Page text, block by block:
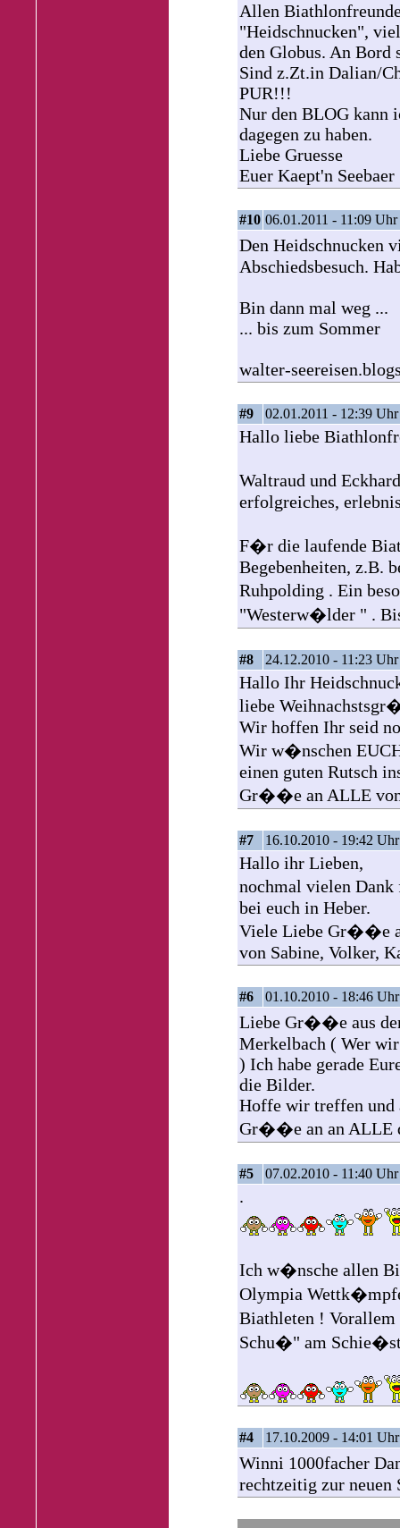
Allen
"Heidschnucken",
den Globus. An Bord
Sind z.Zt.in Dalian/
PUR!!!
Nur den BLOG kann
dagegen zu haben.
Liebe Gruesse
Euer Kaept'n Seebaer
#10 06.01.2011 - 11:09 Uhr
Den Heidschnucken
Abschiedsbesuch.
Bin dann mal weg ...
... bis zum Sommer
walter-
#9 02.01.2011 - 12:39 Uhr
Hallo liebe
Waltraud und
erfolgreiches,
F�r die laufende
Begebenheiten, z.B.
Ruhpolding . Ein
"Westerw�lder " .
#8 24.12.2010 - 11:23 Uhr
Hallo Ihr
liebe
Wir hoffen Ihr seid
Wir w�nschen
einen guten Rutsch
Gr��e an ALLE
#7 16.10.2010 - 19:42 Uhr
Hallo ihr Lieben,
nochmal vielen
bei euch in Heber.
Viele Liebe Gr��e
von Sabine, Volker,
#6 01.10.2010 - 18:46 Uhr
Liebe Gr��e aus
Merkelbach ( Wer
) Ich habe gerade
die Bilder.
Hoffe wir treffen und
Gr��e an an ALLE
#5 07.02.2010 - 11:40 Uhr
.
Ich w�nsche allen
Olympia
Biathleten !
Schu�" am
#4 17.10.2009 - 14:01 Uhr
Winni 1000facher
rechtzeitig zur neuen